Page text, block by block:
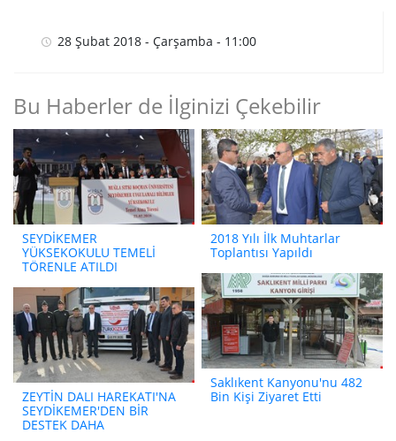
28 Şubat 2018 - Çarşamba - 11:00
Bu Haberler de İlginizi Çekebilir
SEYDİKEMER
YÜKSEKOKULU TEMELİ
TÖRENLE ATILDI
2018 Yılı İlk Muhtarlar
Toplantısı Yapıldı
Saklıkent Kanyonu'nu 482
Bin Kişi Ziyaret Etti
ZEYTİN DALI HAREKATI'NA
SEYDİKEMER'DEN BİR
DESTEK DAHA